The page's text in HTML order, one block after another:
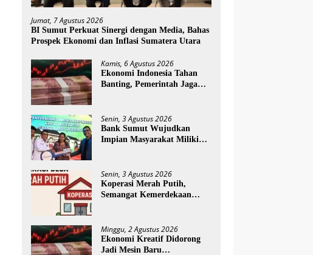
Jumat, 7 Agustus 2026
BI Sumut Perkuat Sinergi dengan Media, Bahas
Prospek Ekonomi dan Inflasi Sumatera Utara
Kamis, 6 Agustus 2026
Ekonomi Indonesia Tahan
Banting, Pemerintah Jaga
Senin, 3 Agustus 2026
Bank Sumut Wujudkan
Impian Masyarakat Miliki
Senin, 3 Agustus 2026
Koperasi Merah Putih,
Semangat Kemerdekaan
Minggu, 2 Agustus 2026
Ekonomi Kreatif Didorong
Jadi Mesin Baru